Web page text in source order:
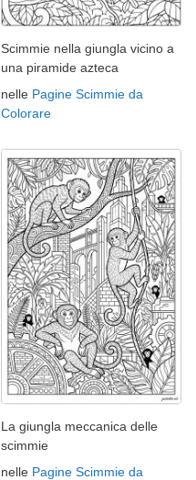
Scimmie nella giungla vicino a
una piramide azteca
nelle Pagine Scimmie da
Colorare
La giungla meccanica delle
scimmie
nelle Pagine Scimmie da